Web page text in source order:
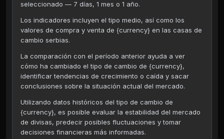
seleccionado — 7 días, 1 mes o 1 año.
Los indicadores incluyen el tipo medio, así como los
valores de compra y venta de {currency} en las casas de
cambio serbias.
La comparación con el período anterior ayuda a ver
cómo ha cambiado el tipo de cambio de {currency},
identificar tendencias de crecimiento o caída y sacar
conclusiones sobre la situación actual del mercado.
Utilizando datos históricos del tipo de cambio de
{currency}, es posible evaluar la estabilidad del mercado
de divisas, predecir posibles fluctuaciones y tomar
decisiones financieras más informadas.